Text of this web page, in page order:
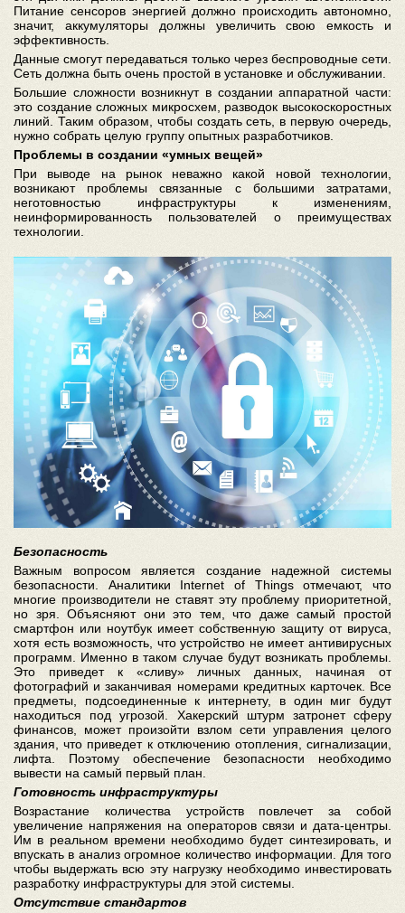
Питание сенсоров энергией должно происходить автономно,
значит, аккумуляторы должны увеличить свою емкость и
эффективность.
Данные смогут передаваться только через беспроводные сети.
Сеть должна быть очень простой в установке и обслуживании.
Большие сложности возникнут в создании аппаратной части:
это создание сложных микросхем, разводок высокоскоростных
линий. Таким образом, чтобы создать сеть, в первую очередь,
нужно собрать целую группу опытных разработчиков.
Проблемы в создании «умных вещей»
При выводе на рынок неважно какой новой технологии,
возникают проблемы связанные с большими затратами,
неготовностью инфраструктуры к изменениям,
неинформированность пользователей о преимуществах
технологии.
Безопасность
Важным вопросом является создание надежной системы
безопасности. Аналитики Internet of Things отмечают, что
многие производители не ставят эту проблему приоритетной,
но зря. Объясняют они это тем, что даже самый простой
смартфон или ноутбук имеет собственную защиту от вируса,
хотя есть возможность, что устройство не имеет антивирусных
программ. Именно в таком случае будут возникать проблемы.
Это приведет к «сливу» личных данных, начиная от
фотографий и заканчивая номерами кредитных карточек. Все
предметы, подсоединенные к интернету, в один миг будут
находиться под угрозой. Хакерский штурм затронет сферу
финансов, может произойти взлом сети управления целого
здания, что приведет к отключению отопления, сигнализации,
лифта. Поэтому обеспечение безопасности необходимо
вывести на самый первый план.
Готовность инфраструктуры
Возрастание количества устройств повлечет за собой
увеличение напряжения на операторов связи и дата-центры.
Им в реальном времени необходимо будет синтезировать, и
впускать в анализ огромное количество информации. Для того
чтобы выдержать всю эту нагрузку необходимо инвестировать
разработку инфраструктуры для этой системы.
Отсутствие стандартов